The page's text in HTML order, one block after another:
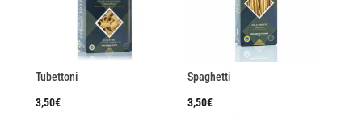
Tubettoni
3,50€
Spaghetti
3,50€